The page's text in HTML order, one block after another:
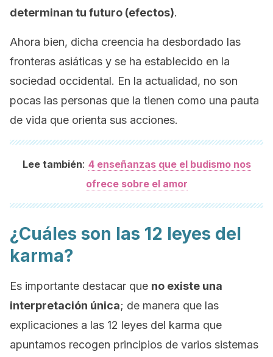
determinan tu futuro (efectos).
Ahora bien, dicha creencia ha desbordado las
fronteras asiáticas y se ha establecido en la
sociedad occidental. En la actualidad, no son
pocas las personas que la tienen como una pauta
de vida que orienta sus acciones.
Lee también: 4 enseñanzas que el budismo nos
ofrece sobre el amor
¿Cuáles son las 12 leyes del
karma?
Es importante destacar que no existe una
interpretación única; de manera que las
explicaciones a las 12 leyes del karma que
apuntamos recogen principios de varios sistemas